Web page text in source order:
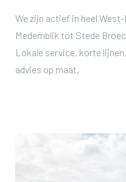
We zijn actief in heel
Medemblik tot Stede
Lokale service, korte
advies op maat.